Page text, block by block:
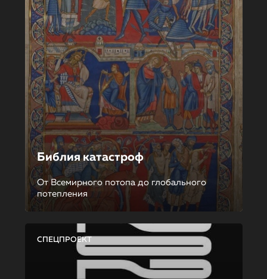
Библия катастроф
От Всемирного потопа до глобального
потепления
СПЕЦПРОЕКТ